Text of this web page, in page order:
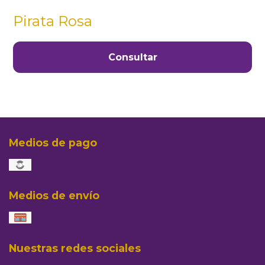
Pirata Rosa
Consultar
Medios de pago
Medios de envío
Nuestras redes sociales